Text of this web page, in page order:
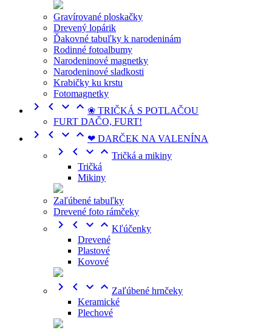
Gravírované ploskačky
Drevený lopárik
Ďakovné tabuľky k narodeninám
Rodinné fotoalbumy
Narodeninové magnetky
Narodeninové sladkosti
Krabičky ku krstu
Fotomagnetky
    ❀ TRIČKÁ S POTLAČOU
FURT DAČO, FURT!
    ❤ DARČEK NA VALENÍNA
    Tričká a mikiny
Tričká
Mikiny
Zaľúbené tabuľky
Drevené foto rámčeky
    Kľúčenky
Drevené
Plastové
Kovové
    Zaľúbené hrnčeky
Keramické
Plechové